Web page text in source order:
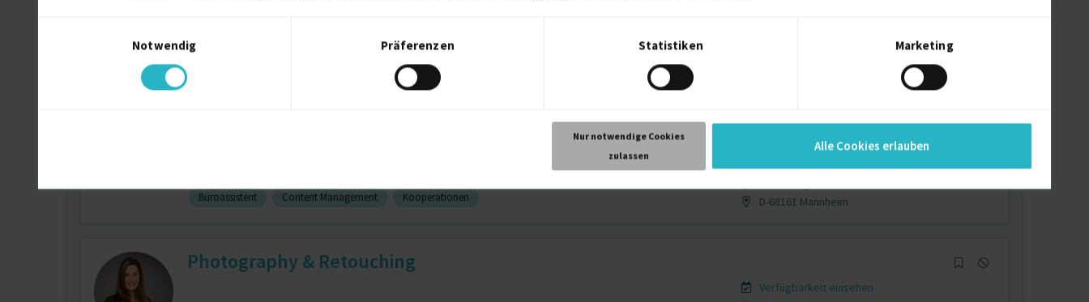
Notwendig
Präferenzen Statistiken Marketing
Nur notwendige Cookies
zulassen
Alle Cookies erlauben
Fernsehen Filmproduktion
Creative All-Rounder: Writing, Photography, Vid...
Büroassistent Content Management Kooperationen
Verfügbarkeit einsehen
D-68161 Mannheim
Photography & Retouching
Verfügbarkeit einsehen